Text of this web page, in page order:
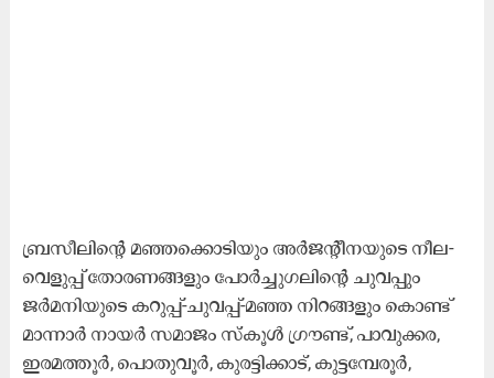
ബ്രസീലിന്റെ മഞ്ഞക്കൊടിയും അർജന്റീനയുടെ നീല-
വെളുപ്പ് തോരണങ്ങളും പോർച്ചുഗലിന്റെ ചുവപ്പും
ജർമനിയുടെ കറുപ്പ്-ചുവപ്പ്-മഞ്ഞ നിറങ്ങളും കൊണ്ട്
മാന്നാർ നായർ സമാജം സ്കൂൾ ഗ്രൗണ്ട്, പാവുക്കര,
ഇരമത്തൂർ, പൊതുവൂർ, കുരട്ടിക്കാട്, കുട്ടമ്പേരൂർ,